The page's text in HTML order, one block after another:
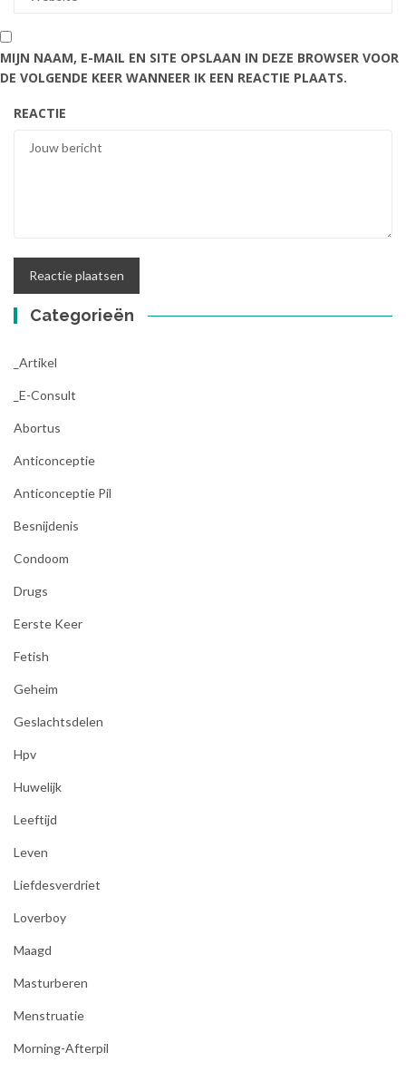
MIJN NAAM, E-MAIL EN SITE OPSLAAN IN DEZE BROWSER VOOR
DE VOLGENDE KEER WANNEER IK EEN REACTIE PLAATS.
REACTIE
Categorieën
_Artikel
_E-Consult
Abortus
Anticonceptie
Anticonceptie Pil
Besnijdenis
Condoom
Drugs
Eerste Keer
Fetish
Geheim
Geslachtsdelen
Hpv
Huwelijk
Leeftijd
Leven
Liefdesverdriet
Loverboy
Maagd
Masturberen
Menstruatie
Morning-Afterpil